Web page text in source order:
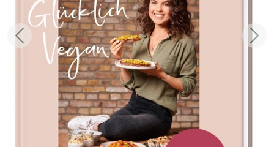
Zurück